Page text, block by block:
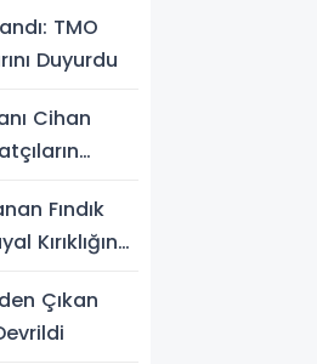
TMO
Duyurdu
Cihan
Fındık
Kırıklığına
Çıkan